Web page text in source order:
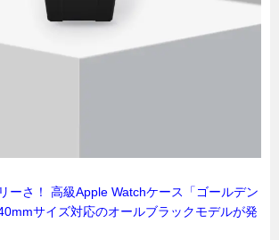
ーさ！ 高級Apple Watchケース「ゴールデン
サイズ対応のオールブラックモデルが発